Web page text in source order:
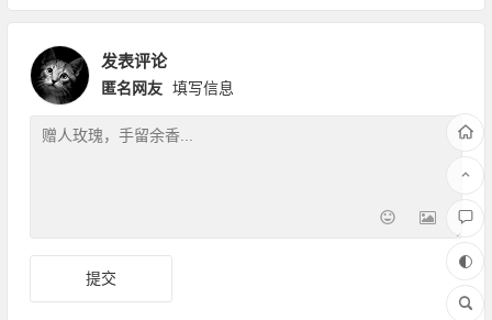
发表评论
匿名网友 填写信息